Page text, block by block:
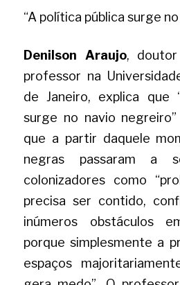
“A política pública surge
Denilson Araujo,
professor na
de Janeiro, explica que
surge no navio
que a partir daquele
negras passaram a
colonizadores como
precisa ser contido,
inúmeros obstáculos
porque simplesmente a
espaços